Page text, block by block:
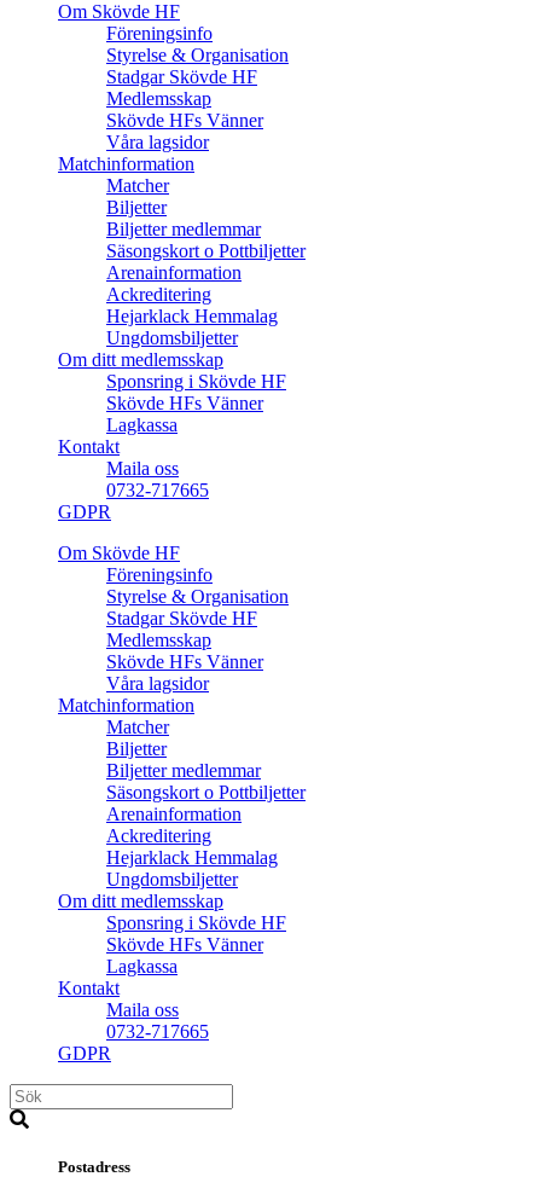
Om Skövde HF
Föreningsinfo
Styrelse & Organisation
Stadgar Skövde HF
Medlemsskap
Skövde HFs Vänner
Våra lagsidor
Matchinformation
Matcher
Biljetter
Biljetter medlemmar
Säsongskort o Pottbiljetter
Arenainformation
Ackreditering
Hejarklack Hemmalag
Ungdomsbiljetter
Om ditt medlemsskap
Sponsring i Skövde HF
Skövde HFs Vänner
Lagkassa
Kontakt
Maila oss
0732-717665
GDPR
Om Skövde HF
Föreningsinfo
Styrelse & Organisation
Stadgar Skövde HF
Medlemsskap
Skövde HFs Vänner
Våra lagsidor
Matchinformation
Matcher
Biljetter
Biljetter medlemmar
Säsongskort o Pottbiljetter
Arenainformation
Ackreditering
Hejarklack Hemmalag
Ungdomsbiljetter
Om ditt medlemsskap
Sponsring i Skövde HF
Skövde HFs Vänner
Lagkassa
Kontakt
Maila oss
0732-717665
GDPR
Postadress